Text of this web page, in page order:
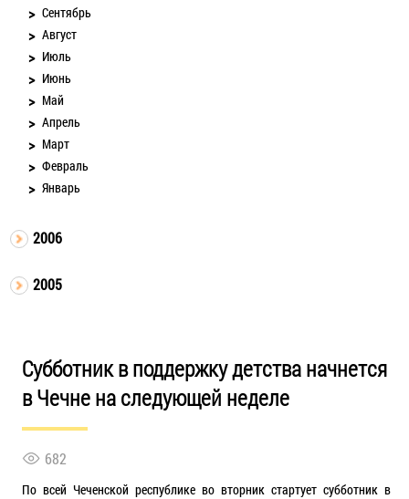
Сентябрь
Август
Июль
Июнь
Май
Апрель
Март
Февраль
Январь
2006
2005
Субботник в поддержку детства начнется
в Чечне на следующей неделе
682
По всей Чеченской республике во вторник стартует субботник в